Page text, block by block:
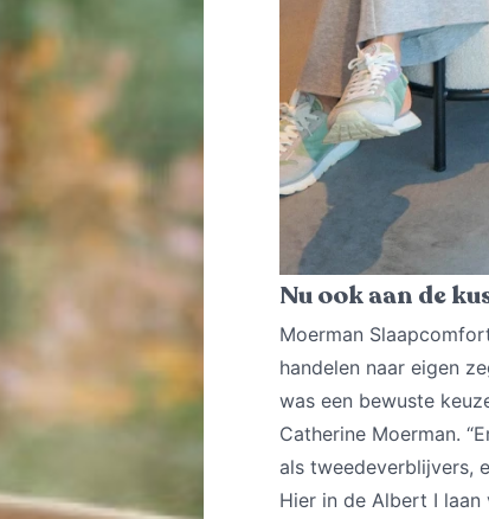
Nu ook aan de
Moerman
handelen naar eigen
was een bewuste
Catherine Moerman.
als tweedeverblijvers,
Hier in de Albert I